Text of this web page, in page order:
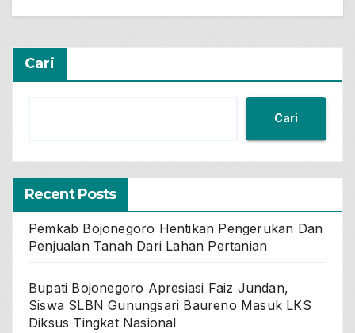
Cari
Cari
Recent Posts
Pemkab Bojonegoro Hentikan Pengerukan Dan
Penjualan Tanah Dari Lahan Pertanian
Bupati Bojonegoro Apresiasi Faiz Jundan,
Siswa SLBN Gunungsari Baureno Masuk LKS
Diksus Tingkat Nasional